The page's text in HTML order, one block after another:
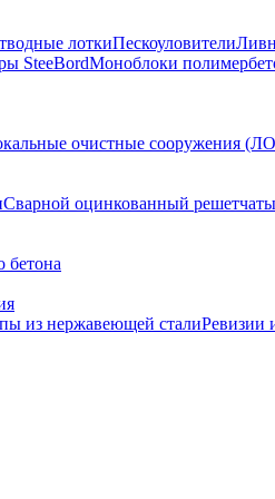
лоткиПескоуловители
SteeBordМоноблоки
очистные сооружения
Сварной оцинкованный
бетона
из нержавеющей сталиРевизии